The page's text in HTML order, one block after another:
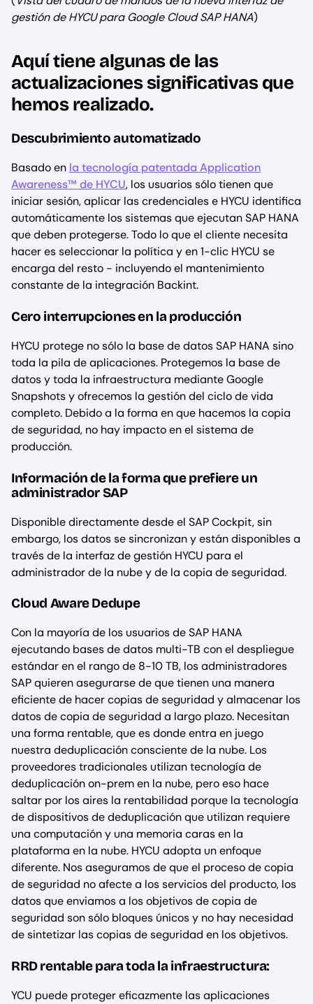
gestión de HYCU para Google Cloud SAP HANA)
Aquí tiene algunas de las
actualizaciones significativas que
hemos realizado.
Descubrimiento automatizado
Basado en la tecnología patentada Application
Awareness™ de HYCU, los usuarios sólo tienen que
iniciar sesión, aplicar las credenciales e HYCU identifica
automáticamente los sistemas que ejecutan SAP HANA
que deben protegerse. Todo lo que el cliente necesita
hacer es seleccionar la política y en 1-clic HYCU se
encarga del resto - incluyendo el mantenimiento
constante de la integración Backint.
Cero interrupciones en la producción
HYCU protege no sólo la base de datos SAP HANA sino
toda la pila de aplicaciones. Protegemos la base de
datos y toda la infraestructura mediante Google
Snapshots y ofrecemos la gestión del ciclo de vida
completo. Debido a la forma en que hacemos la copia
de seguridad, no hay impacto en el sistema de
producción.
Información de la forma que prefiere un
administrador SAP
Disponible directamente desde el SAP Cockpit, sin
embargo, los datos se sincronizan y están disponibles a
través de la interfaz de gestión HYCU para el
administrador de la nube y de la copia de seguridad.
Cloud Aware Dedupe
Con la mayoría de los usuarios de SAP HANA
ejecutando bases de datos multi-TB con el despliegue
estándar en el rango de 8-10 TB, los administradores
SAP quieren asegurarse de que tienen una manera
eficiente de hacer copias de seguridad y almacenar los
datos de copia de seguridad a largo plazo. Necesitan
una forma rentable, que es donde entra en juego
nuestra deduplicación consciente de la nube. Los
proveedores tradicionales utilizan tecnología de
deduplicación on-prem en la nube, pero eso hace
saltar por los aires la rentabilidad porque la tecnología
de dispositivos de deduplicación que utilizan requiere
una computación y una memoria caras en la
plataforma en la nube. HYCU adopta un enfoque
diferente. Nos aseguramos de que el proceso de copia
de seguridad no afecte a los servicios del producto, los
datos que enviamos a los objetivos de copia de
seguridad son sólo bloques únicos y no hay necesidad
de sintetizar las copias de seguridad en los objetivos.
RRD rentable para toda la infraestructura:
YCU puede proteger eficazmente las aplicaciones